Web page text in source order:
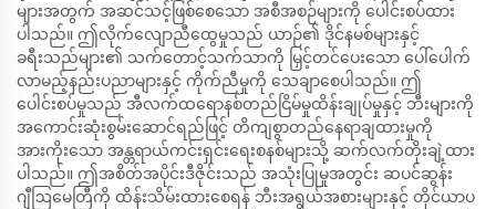
များအတွက် အဆင်သင့်ဖြစ်စေသော အစီအစဉ်များကို ပေါင်းစပ်ထား
ပါသည်။ ဤလိုက်လျောညီထွေမှုသည် ယာဉ်၏ ဒိုင်နမစ်များနှင့်
ခရီးသည်များ၏ သက်တောင့်သက်သာကို မြှင့်တင်ပေးသော ပေါ်ပေါက်
လာမည့်နည်းပညာများနှင့် ကိုက်ညီမှုကို သေချာစေပါသည်။ ဤ
ပေါင်းစပ်မှုသည် အီလက်ထရောနစ်တည်ငြိမ်မှုထိန်းချုပ်မှုနှင့် ဘီးများကို
အကောင်းဆုံးစွမ်းဆောင်ရည်ဖြင့် တိကျစွာတည်နေရာချထားမှုကို
အားကိုးသော အန္တရာယ်ကင်းရှင်းရေးစနစ်များသို့ ဆက်လက်တိုးချဲ့ထား
ပါသည်။ ဤအစိတ်အပိုင်းဒီဇိုင်းသည် အသုံးပြုမှုအတွင်း ဆပင်ဆွန်း
ဂျီဩမေတြီကို ထိန်းသိမ်းထားစေရန် ဘီးအရွယ်အစားများနှင့် တိုင်ယာပ